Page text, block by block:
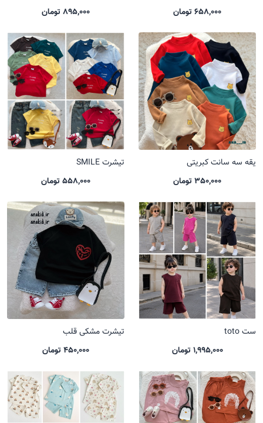
658,000 تومان
895,000 تومان
یقه سه سانت کبریتی
350,000 تومان
تیشرت SMILE
558,000 تومان
ست toto
1,995,000 تومان
تیشرت مشکی قلب
450,000 تومان